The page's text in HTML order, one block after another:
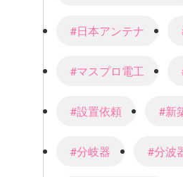
#日本アンテナ
#マスプロ電工
#設置依頼 #新
#分岐器 #分波